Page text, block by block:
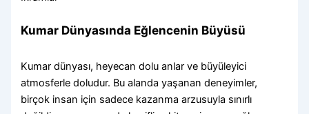
Kumar Dünyasında Eğlencenin Büyüsü
Kumar dünyası, heyecan dolu anlar ve büyüleyici
atmosferle doludur. Bu alanda yaşanan deneyimler,
birçok insan için sadece kazanma arzusuyla sınırlı